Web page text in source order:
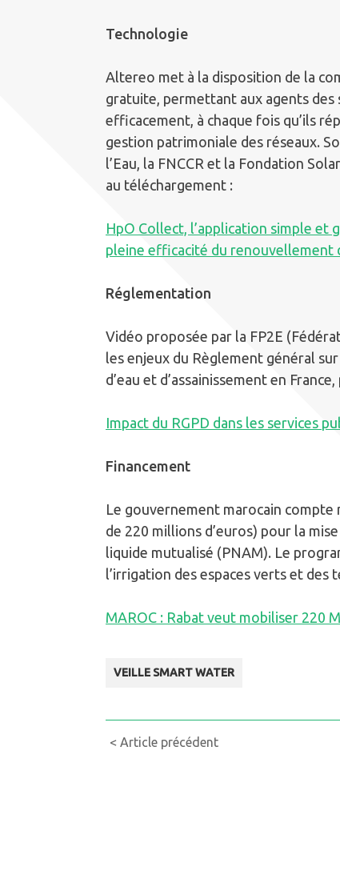
Technologie
Altereo met à la disposition de la
gratuite, permettant aux agents des
efficacement, à chaque fois qu’ils
gestion patrimoniale des réseaux.
l’Eau, la FNCCR et la Fondation
au téléchargement :
HpO Collect, l’application simple et
pleine efficacité du renouvellement
Réglementation
Vidéo proposée par la FP2E
les enjeux du Règlement général
d’eau et d’assainissement en
Impact du RGPD dans les services
Financement
Le gouvernement marocain compte
de 220 millions d’euros) pour la
liquide mutualisé (PNAM). Le
l’irrigation des espaces verts et des
MAROC : Rabat veut mobiliser 220
VEILLE SMART WATER
Continue
< Article précédent